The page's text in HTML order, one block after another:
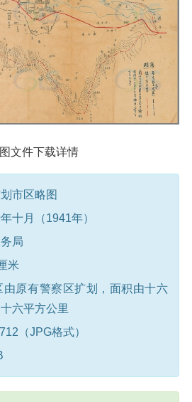
文件下载详情
市区略图
十月（1941年）
局
米
原有警察区扩划，面积由十六
六平方公里
（JPG格式）